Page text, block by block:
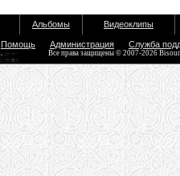
Альбомы Видеоклипы
Помощь Администрация Служба
Все права защищены © 2007-2026